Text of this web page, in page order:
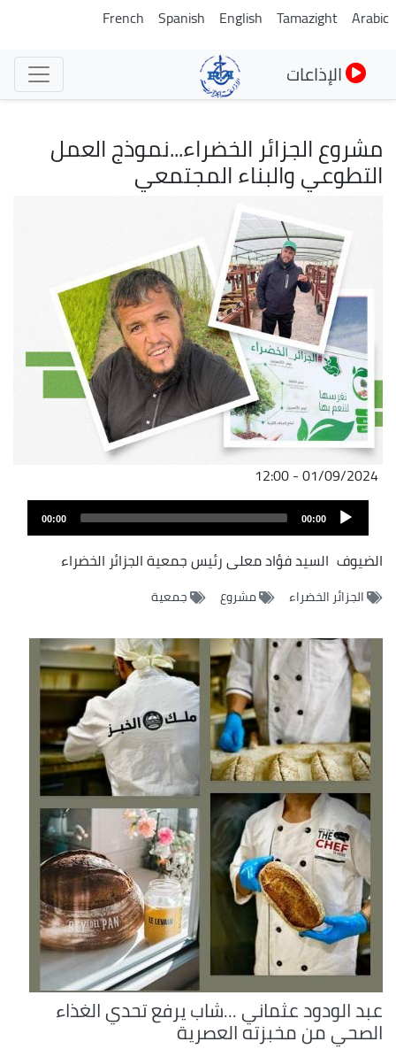
تجاوز
Arabic
Tamazight
English
Spanish
French
الإذاعات
مشروع الجزائر الخضراء...نموذج العمل
التطوعي والبناء المجتمعي
01/09/2024 - 12:00
Audio
Player
00:00
00:00
الضيوف السيد فؤاد معلى رئيس جمعية الجزائر الخضراء
الجزائر الخضراء مشروع جمعية
عبد الودود عثماني ...شاب يرفع تحدي الغذاء
الصحي من مخبزته العصرية